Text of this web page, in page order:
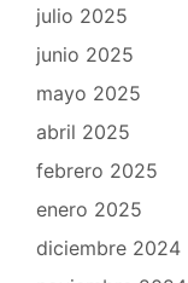
julio 2025
junio 2025
mayo 2025
abril 2025
febrero 2025
enero 2025
diciembre 2024